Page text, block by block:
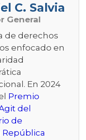
C. Salvia
General
de derechos
enfocado en
En 2024
Premio
del
de
República